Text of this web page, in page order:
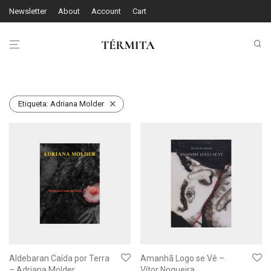
Newsletter About Account Cart
Etiqueta: Adriana Molder
Aldebaran Caída por Terra
Amanhã Logo se Vê –